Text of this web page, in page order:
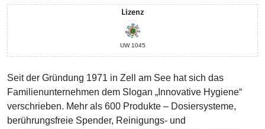
Lizenz
UW 1045
Seit der Gründung 1971 in Zell am See hat sich das
Familienunternehmen dem Slogan „Innovative Hygiene“
verschrieben. Mehr als 600 Produkte – Dosiersysteme,
berührungsfreie Spender, Reinigungs- und